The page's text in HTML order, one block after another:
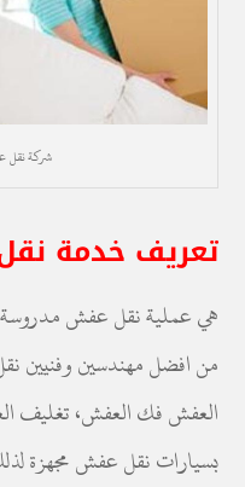
شركة نقل
تعريف خدمة
هي عملية نقل عفش مدروسة
من افضل مهندسين وفنيين
العفش فك العفش، تغليف
بسيارات نقل عفش مجهزة